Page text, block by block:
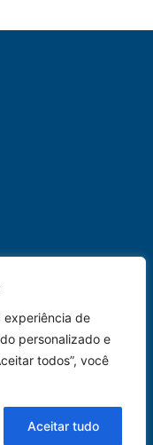
experiência de
personalizado e
todos”, você
Aceitar tudo